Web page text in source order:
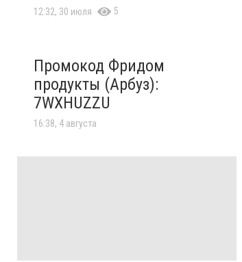
12:32, 30 июля 5
Промокод Фридом
продукты (Арбуз):
7WXHUZZU
16:38, 4 августа